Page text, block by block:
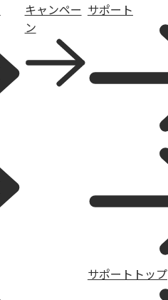
キャンペー
ン
サポート
サポートトップ